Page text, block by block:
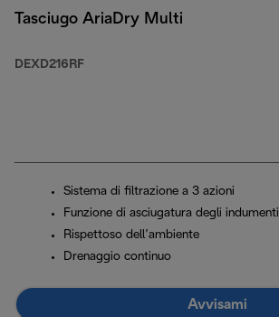
Tasciugo AriaDry Multi
DEXD216RF
Sistema di filtrazione a 3 azioni
Funzione di asciugatura degli indumenti
Rispettoso dell’ambiente
Drenaggio continuo
Avvisami